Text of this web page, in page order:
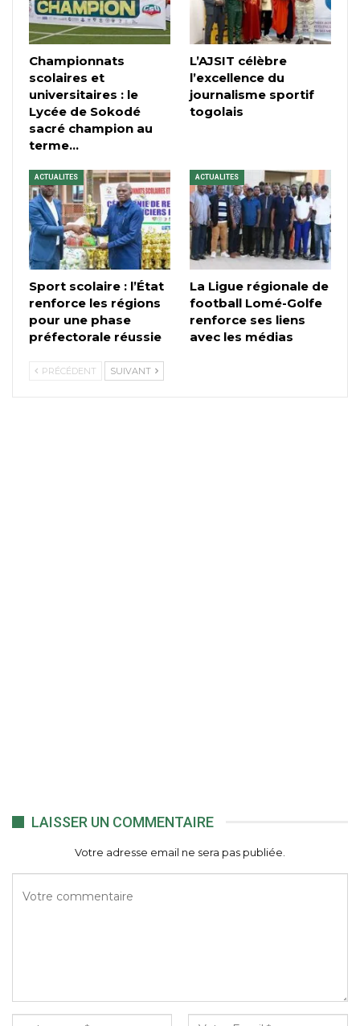
Championnats
scolaires et
universitaires : le
Lycée de Sokodé
sacré champion au
terme…
L’AJSIT célèbre
l’excellence du
journalisme sportif
togolais
ACTUALITES
Sport scolaire : l’État
renforce les régions
pour une phase
préfectorale réussie
ACTUALITES
La Ligue régionale de
football Lomé-Golfe
renforce ses liens
avec les médias
PRÉCÉDENT SUIVANT
LAISSER UN COMMENTAIRE
Votre adresse email ne sera pas publiée.